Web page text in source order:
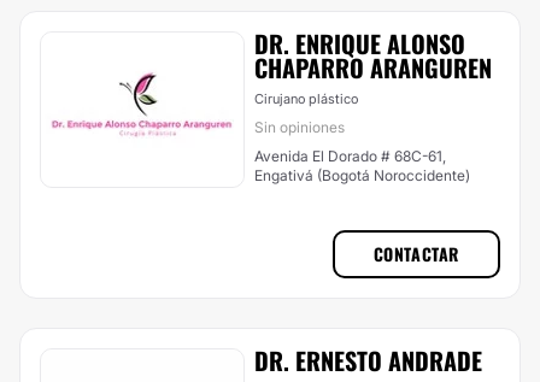
DR. ENRIQUE ALONSO
CHAPARRO ARANGUREN
Cirujano plástico
Sin opiniones
Avenida El Dorado # 68C-61,
Engativá (Bogotá Noroccidente)
CONTACTAR
DR. ERNESTO ANDRADE